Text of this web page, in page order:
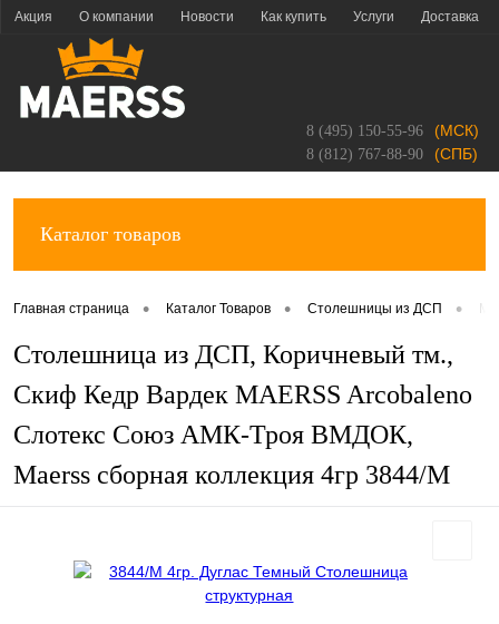
Акция О компании Новости Как купить Услуги Доставка
Гарантия Отзывы
Франшиза Статьи Коллекции
Политика конфиденциальности
8 (495) 150-55-96 (МСК)
8 (812) 767-88-90 (СПБ)
Каталог товаров
Главная страница • Каталог Товаров • Столешницы из ДСП •
Столешница из ДСП, Коричневый тм.,
Скиф Кедр Вардек MAERSS Arcobaleno
Слотекс Союз АМК-Троя ВМДОК,
Maerss сборная коллекция 4гр 3844/М